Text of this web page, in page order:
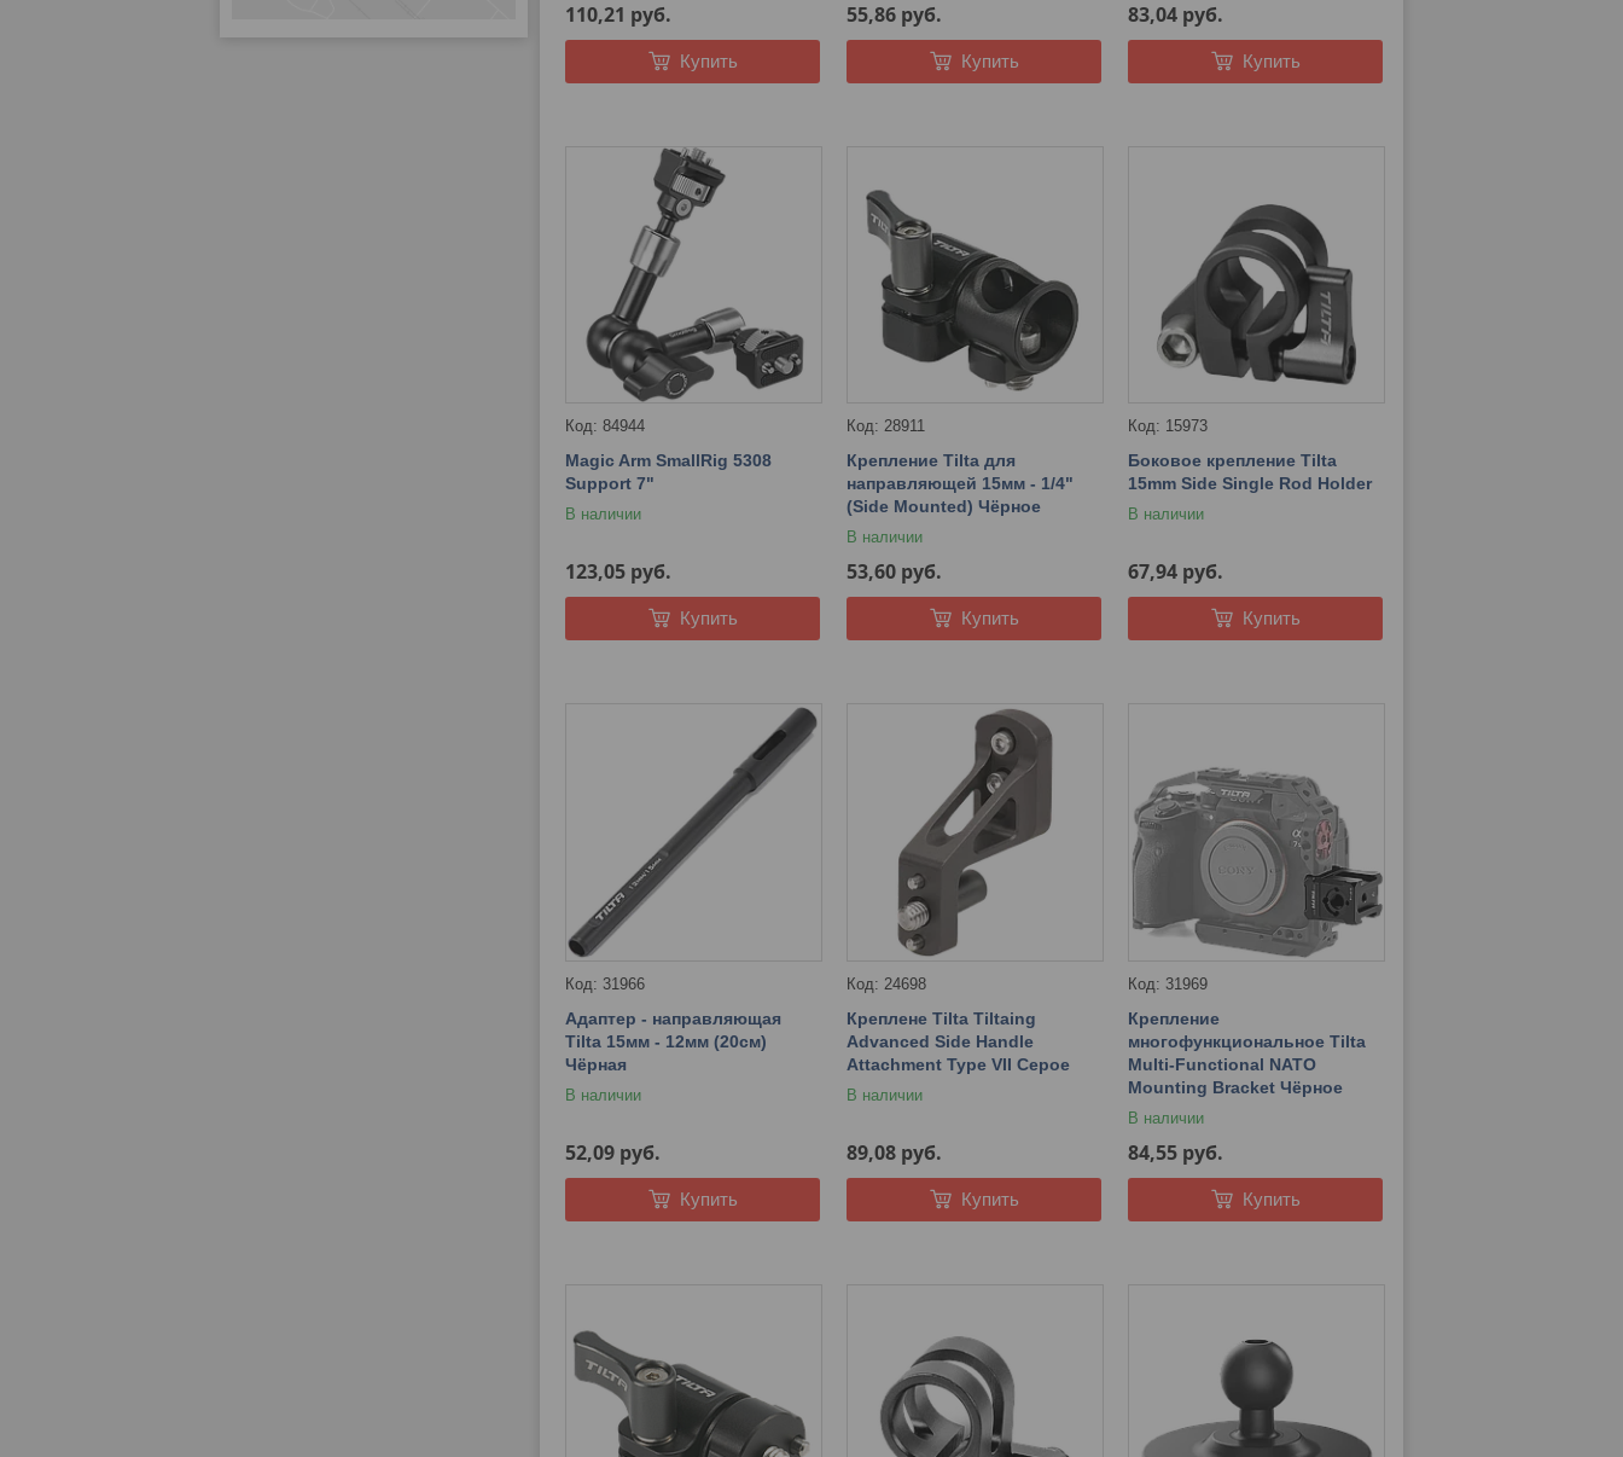
110,21 руб.
Купить
55,86 руб.
Купить
83,04 руб.
Купить
84944
Magic Arm SmallRig 5308
Support 7"
В наличии
123,05 руб.
Купить
28911
Крепление Tilta для
направляющей 15мм - 1/4"
(Side Mounted) Чёрное
В наличии
53,60 руб.
Купить
15973
Боковое крепление Tilta
15mm Side Single Rod Holder
В наличии
67,94 руб.
Купить
31966
Адаптер - направляющая
Tilta 15мм - 12мм (20см)
Чёрная
В наличии
52,09 руб.
Купить
24698
Креплене Tilta Tiltaing
Advanced Side Handle
Attachment Type VII Серое
В наличии
89,08 руб.
Купить
31969
Крепление
многофункциональное Tilta
Multi-Functional NATO
Mounting Bracket Чёрное
В наличии
84,55 руб.
Купить